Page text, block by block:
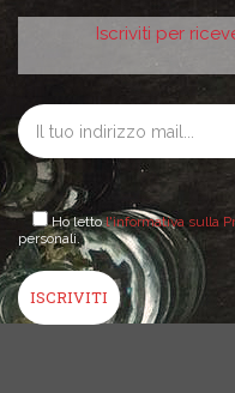
Iscriviti per
Ho lettol'informativa sulla
personali.